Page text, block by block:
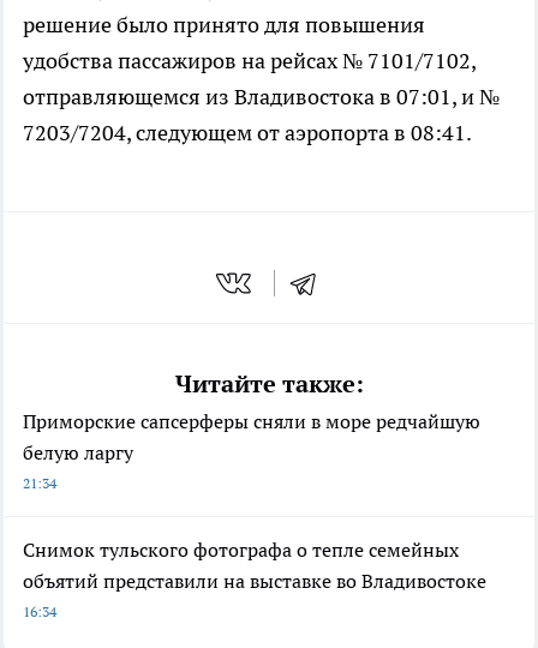
решение было принято для повышения
удобства пассажиров на рейсах № 7101/7102,
отправляющемся из Владивостока в 07:01, и №
7203/7204, следующем от аэропорта в 08:41.
Читайте также:
Приморские сапсерферы сняли в море редчайшую
белую ларгу
21:34
Снимок тульского фотографа о тепле семейных
объятий представили на выставке во Владивостоке
16:34